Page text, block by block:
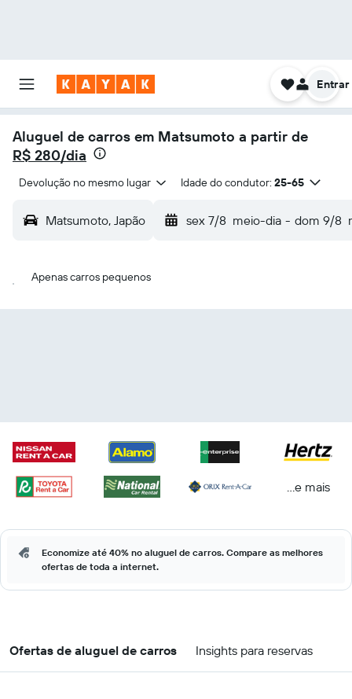
Entrar
Aluguel de carros em Matsumoto a partir de
R$ 280/dia
Devolução no mesmo lugar Idade do condutor: 25-65
Matsumoto, Japão sex 7/8 meio-dia - dom 9/8
Apenas carros pequenos
...e mais
Economize até 40% no aluguel de carros. Compare as melhores
ofertas de toda a internet.
Ofertas de aluguel de carros Insights para reservas